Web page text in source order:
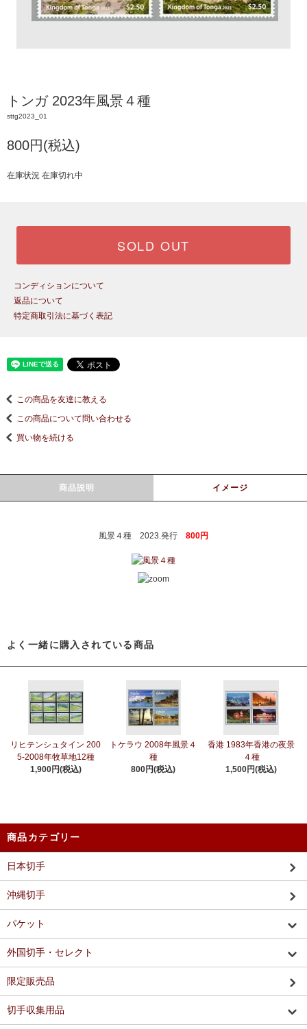
トンガ 2023年風景４種
sttg2023_01
800円(税込)
在庫状況 在庫切れ中
SOLD OUT
コンディションについて
返品について
特定商取引法に基づく表記
この商品を友達に教える
この商品について問い合わせる
買い物を続ける
商品説明 イメージ
風景４種 2023.発行 800円
よく一緒に購入されている商品
リヒテンシュタイン 200
5-2008年牧草地12種
1,900円(税込)
トケラウ 2008年風景４
種
800円(税込)
香港 1983年香港の夜景
４種
1,500円(税込)
商品カテゴリー
日本切手
沖縄切手
パケット
外国切手・セレクト
限定販売品
切手収集用品